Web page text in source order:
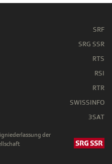
SRF
SRG SSR
RTS
RSI
RTR
SWISSINFO
3SAT
der